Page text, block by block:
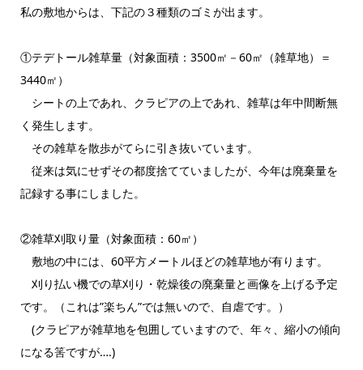
私の敷地からは、下記の３種類のゴミが出ます。
①テデトール雑草量（対象面積：3500㎡－60㎡（雑草地）＝
3440㎡）
シートの上であれ、クラピアの上であれ、雑草は年中間断無
く発生します。
その雑草を散歩がてらに引き抜いています。
従来は気にせずその都度捨てていましたが、今年は廃棄量を
記録する事にしました。
②雑草刈取り量（対象面積：60㎡）
敷地の中には、60平方メートルほどの雑草地が有ります。
刈り払い機での草刈り・乾燥後の廃棄量と画像を上げる予定
です。（これは”楽ちん”では無いので、自虐です。）
(クラピアが雑草地を包囲していますので、年々、縮小の傾向
になる筈ですが….)